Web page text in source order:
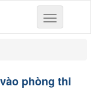
Toggle
navigation
phòng thi